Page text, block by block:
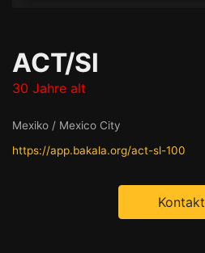
ACT/Sl
30 Jahre alt
Mexiko / Mexico City
https://app.bakala.org/act-sl-100
Kontakt